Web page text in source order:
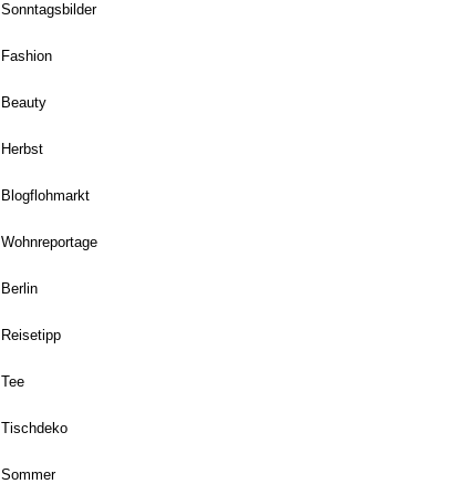
Sonntagsbilder
Fashion
Beauty
Herbst
Blogflohmarkt
Wohnreportage
Berlin
Reisetipp
Tee
Tischdeko
Sommer